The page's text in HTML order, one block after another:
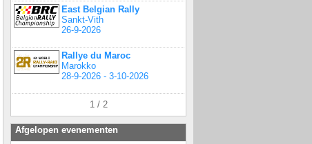
East Belgian Rally
Sankt-Vith
26-9-2026
Rallye du Maroc
Marokko
28-9-2026 - 3-10-2026
1 / 2
Afgelopen evenementen